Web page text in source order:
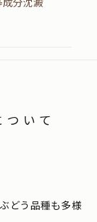
いて
どう品種も多様